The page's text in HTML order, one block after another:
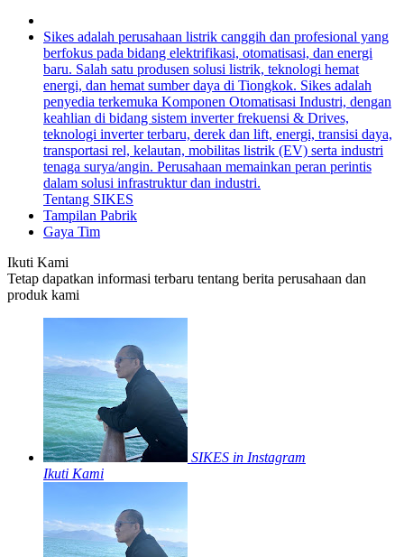
Sikes adalah perusahaan listrik canggih dan profesional yang
berfokus pada bidang elektrifikasi, otomatisasi, dan energi
baru. Salah satu produsen solusi listrik, teknologi hemat
energi, dan hemat sumber daya di Tiongkok. Sikes adalah
penyedia terkemuka Komponen Otomatisasi Industri, dengan
keahlian di bidang sistem inverter frekuensi & Drives,
teknologi inverter terbaru, derek dan lift, energi, transisi daya,
transportasi rel, kelautan, mobilitas listrik (EV) serta industri
tenaga surya/angin. Perusahaan memainkan peran perintis
dalam solusi infrastruktur dan industri.
Tentang SIKES
Tampilan Pabrik
Gaya Tim
Ikuti Kami
Tetap dapatkan informasi terbaru tentang berita perusahaan dan
produk kami
SIKES in Instagram
Ikuti Kami